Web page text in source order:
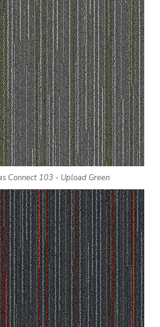
Connect 103 - Upload Green